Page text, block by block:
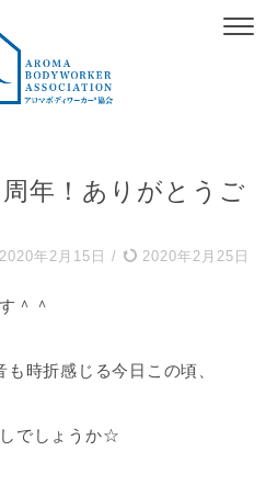
年！ありがとうご
2020年2月15日 / 2020年2月25日
＾＾
時折感じる今日この頃、
でしょうか☆